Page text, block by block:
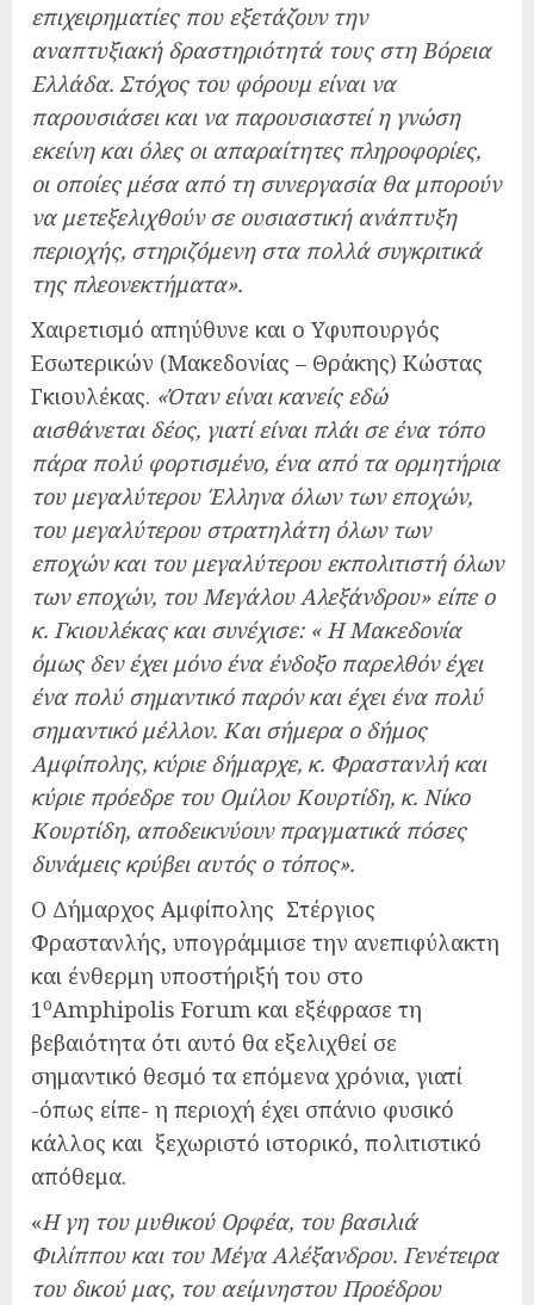
επιχειρηματίες που εξετάζουν την
αναπτυξιακή δραστηριότητά τους στη Βόρεια
Ελλάδα. Στόχος του φόρουμ είναι να
παρουσιάσει και να παρουσιαστεί η γνώση
εκείνη και όλες οι απαραίτητες πληροφορίες,
οι οποίες μέσα από τη συνεργασία θα μπορούν
να μετεξελιχθούν σε ουσιαστική ανάπτυξη
περιοχής, στηριζόμενη στα πολλά συγκριτικά
της πλεονεκτήματα».
Χαιρετισμό απηύθυνε και ο Υφυπουργός
Εσωτερικών (Μακεδονίας – Θράκης) Κώστας
Γκιουλέκας. «Όταν είναι κανείς εδώ
αισθάνεται δέος, γιατί είναι πλάι σε ένα τόπο
πάρα πολύ φορτισμένο, ένα από τα ορμητήρια
του μεγαλύτερου Έλληνα όλων των εποχών,
του μεγαλύτερου στρατηλάτη όλων των
εποχών και του μεγαλύτερου εκπολιτιστή όλων
των εποχών, του Μεγάλου Αλεξάνδρου» είπε ο
κ. Γκιουλέκας και συνέχισε: « Η Μακεδονία
όμως δεν έχει μόνο ένα ένδοξο παρελθόν έχει
ένα πολύ σημαντικό παρόν και έχει ένα πολύ
σημαντικό μέλλον. Και σήμερα ο δήμος
Αμφίπολης, κύριε δήμαρχε, κ. Φραστανλή και
κύριε πρόεδρε του Ομίλου Κουρτίδη, κ. Νίκο
Κουρτίδη, αποδεικνύουν πραγματικά πόσες
δυνάμεις κρύβει αυτός ο τόπος».
Ο Δήμαρχος Αμφίπολης Στέργιος
Φραστανλής, υπογράμμισε την ανεπιφύλακτη
και ένθερμη υποστήριξή του στο
1οAmphipolis Forum και εξέφρασε τη
βεβαιότητα ότι αυτό θα εξελιχθεί σε
σημαντικό θεσμό τα επόμενα χρόνια, γιατί
-όπως είπε- η περιοχή έχει σπάνιο φυσικό
κάλλος και ξεχωριστό ιστορικό, πολιτιστικό
απόθεμα.
«Η γη του μυθικού Ορφέα, του βασιλιά
Φιλίππου και του Μέγα Αλέξανδρου. Γενέτειρα
του δικού μας, του αείμνηστου Προέδρου